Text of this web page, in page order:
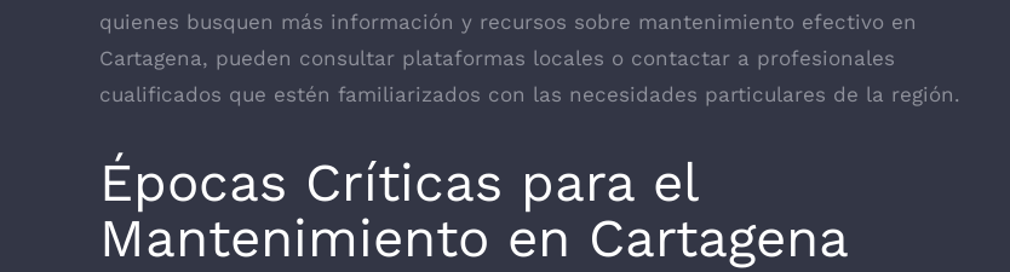
quienes busquen más información y recursos sobre mantenimiento efectivo en
Cartagena, pueden consultar plataformas locales o contactar a profesionales
cualificados que estén familiarizados con las necesidades particulares de la región.
Épocas Críticas para el
Mantenimiento en Cartagena